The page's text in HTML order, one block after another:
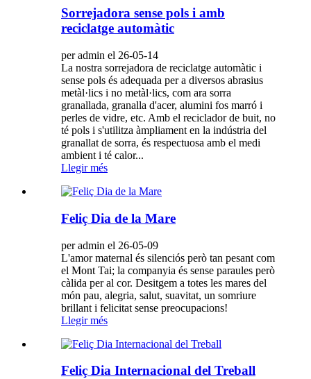
Sorrejadora sense pols i amb
reciclatge automàtic
per admin el 26-05-14
La nostra sorrejadora de reciclatge automàtic i
sense pols és adequada per a diversos abrasius
metàl·lics i no metàl·lics, com ara sorra
granallada, granalla d'acer, alumini fos marró i
perles de vidre, etc. Amb el reciclador de buit, no
té pols i s'utilitza àmpliament en la indústria del
granallat de sorra, és respectuosa amb el medi
ambient i té calor...
Llegir més
Feliç Dia de la Mare
per admin el 26-05-09
L'amor maternal és silenciós però tan pesant com
el Mont Tai; la companyia és sense paraules però
càlida per al cor. Desitgem a totes les mares del
món pau, alegria, salut, suavitat, un somriure
brillant i felicitat sense preocupacions!
Llegir més
Feliç Dia Internacional del Treball